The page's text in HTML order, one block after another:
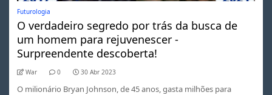
Futurologia
O verdadeiro segredo por trás da busca de
um homem para rejuvenescer -
Surpreendente descoberta!
War 0 30 Abr 2023
O milionário Bryan Johnson, de 45 anos, gasta milhões para